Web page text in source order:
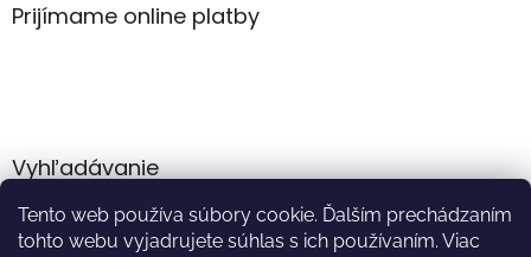
Tento web používa súbory cookie. Ďalším prechádzaním
tohto webu vyjadrujete súhlas s ich používaním. Viac
Prijímame online platby
Vyhľadávanie
HĽADAŤ